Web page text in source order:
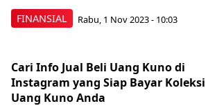
FINANSIAL Rabu, 1 Nov 2023 - 10:03
Cari Info Jual Beli Uang Kuno di
Instagram yang Siap Bayar Koleksi
Uang Kuno Anda